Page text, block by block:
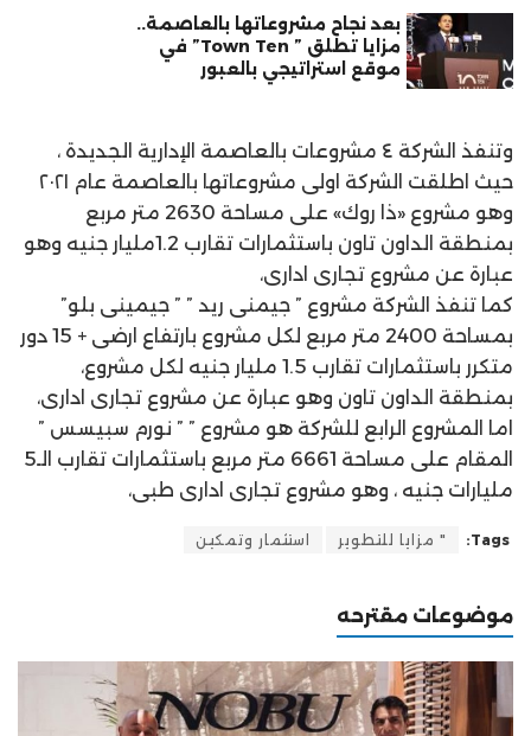
بعد نجاح مشروعاتها بالعاصمة..
مزايا تطلق ” Town Ten” في
موقع استراتيجي بالعبور
وتنفذ الشركة ٤ مشروعات بالعاصمة الإدارية الجديدة ،
حيث اطلقت الشركة اولى مشروعاتها بالعاصمة عام ٢٠٢١
وهو مشروع «ذا روك» على مساحة 2630 متر مربع
بمنطقة الداون تاون باستثمارات تقارب 1.2مليار جنيه وهو
عبارة عن مشروع تجارى ادارى،
كما تنفذ الشركة مشروع ” جيمنى ريد ” ” جيمينى بلو”
بمساحة 2400 متر مربع لكل مشروع بارتفاع ارضى + 15 دور
متكرر باستثمارات تقارب 1.5 مليار جنيه لكل مشروع،
بمنطقة الداون تاون وهو عبارة عن مشروع تجارى ادارى،
اما المشروع الرابع للشركة هو مشروع ” ” نورم سبيسس ”
المقام على مساحة 6661 متر مربع باستثمارات تقارب الـ5
مليارات جنيه ، وهو مشروع تجارى ادارى طبى،
Tags: " مزايا للتطوير استثمار وتمكين
موضوعات مقترحه